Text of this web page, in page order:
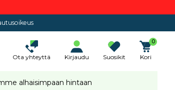
Ota yhteyttä Kirjaudu Suosikit
0
Kori
alhaisimpaan hintaan